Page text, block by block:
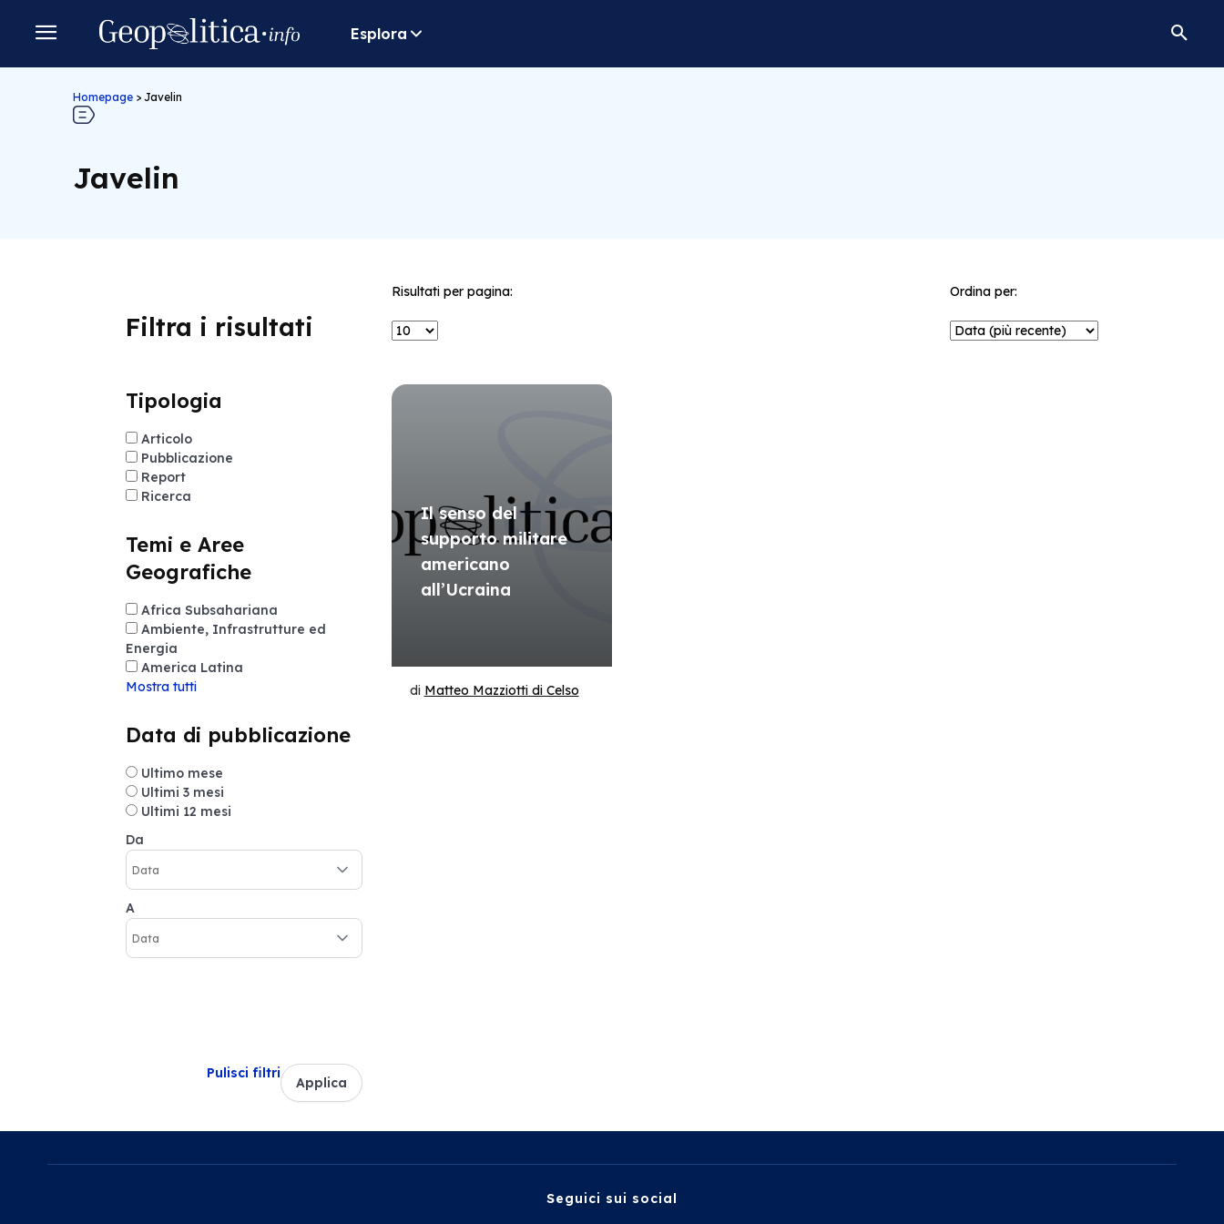
Esplora
Homepage > Javelin
Javelin
Filtra i risultati
Tipologia
Articolo
Pubblicazione
Report
Ricerca
Temi e Aree
Geografiche
Africa Subsahariana
Ambiente, Infrastrutture ed
Energia
America Latina
Mostra tutti
Data di pubblicazione
Ultimo mese
Ultimi 3 mesi
Ultimi 12 mesi
Da
A
Pulisci filtri
Applica
Risultati per pagina: Ordina per:
Il senso del
supporto militare
americano
all’Ucraina
di Matteo Mazziotti di Celso
Seguici sui social